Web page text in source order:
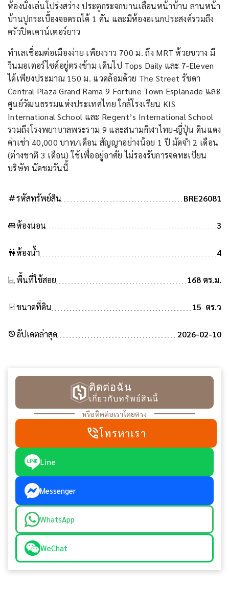
ห้องนั่งเล่นโปร่งสว่าง ประตูกระจกบานเลื่อนหน้าบ้าน ลานหน้า
บ้านปูกระเบื้องจอดรถได้ 1 คัน และมีห้องอเนกประสงค์รวมถึง
ครัวปิดเคาน์เตอร์ยาว
ทำเลเชื่อมต่อเมืองง่าย เพียงราว 700 ม. ถึง MRT ห้วยขวาง มี
วินมอเตอร์ไซค์อยู่ตรงข้าม เดินไป Tops Daily และ 7-Eleven
ได้เพียงประมาณ 150 ม. แวดล้อมด้วย The Street รัชดา
Central Plaza Grand Rama 9 Fortune Town Esplanade และ
ศูนย์วัฒนธรรมแห่งประเทศไทย ใกล้โรงเรียน KIS
International School และ Regent’s International School
รวมถึงโรงพยาบาลพระราม 9 และสนามกีฬาไทย-ญี่ปุ่น ดินแดง
ค่าเช่า 40,000 บาท/เดือน สัญญาอย่างน้อย 1 ปี มัดจำ 2 เดือน
(ต่างชาติ 3 เดือน) ใช้เพื่ออยู่อาศัย ไม่รองรับการจดทะเบียน
บริษัท นัดชมวันนี้
tagรหัสทรัพย์สิน BRE26081
king_bedห้องนอน 3
wcห้องน้ำ 4
พื้นที่ใช้สอย 168 ตร.ม.
ขนาดที่ดิน 15 ตร.ว
historyอัปเดตล่าสุด 2026-02-10
ติดต่อฉัน
เกี่ยวกับทรัพย์สินนี้
หรือติดต่อเราโดยตรง
phone_in_talkโทรหาเรา
Line
Messenger
WhatsApp
WeChat